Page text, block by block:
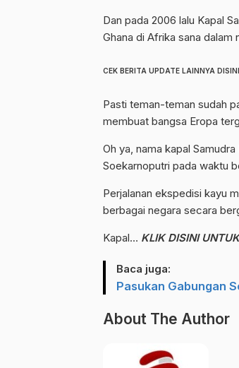
Dan pada 2006 lalu Kapal
Ghana di Afrika sana
CEK BERITA UPDATE LAINNYA
Pasti teman-teman sudah
membuat bangsa Eropa
Oh ya, nama kapal
Soekarnoputri pada waktu
Perjalanan ekspedisi kayu
berbagai negara secara
Kapal… KLIK DISINI
Baca juga:
Pasukan Gabungan
About The Author